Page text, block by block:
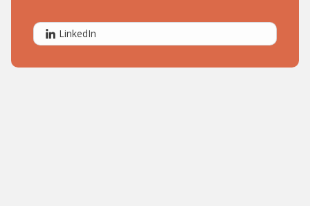
LinkedIn